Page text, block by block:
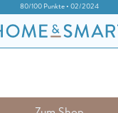
80/100 Punkte • 02/2024